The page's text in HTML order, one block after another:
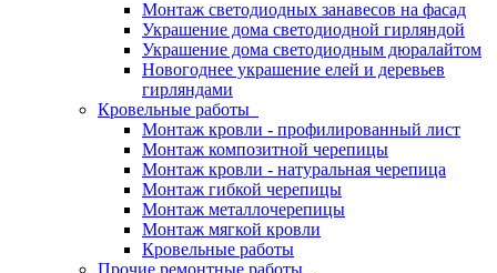
Монтаж светодиодных занавесов на фасад
Украшение дома светодиодной гирляндой
Украшение дома светодиодным дюралайтом
Новогоднее украшение елей и деревьев
гирляндами
Кровельные работы
Монтаж кровли - профилированный лист
Монтаж композитной черепицы
Монтаж кровли - натуральная черепица
Монтаж гибкой черепицы
Монтаж металлочерепицы
Монтаж мягкой кровли
Кровельные работы
Прочие ремонтные работы